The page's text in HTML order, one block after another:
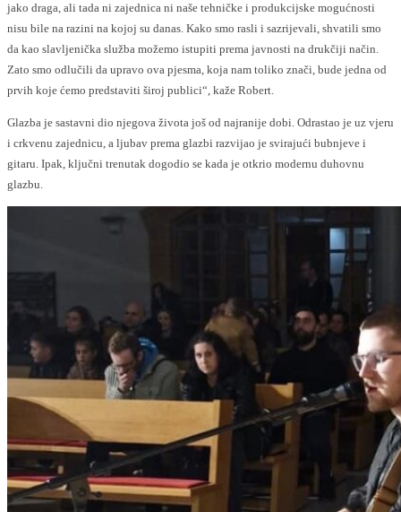
jako draga, ali tada ni zajednica ni naše tehničke i produkcijske mogućnosti
nisu bile na razini na kojoj su danas. Kako smo rasli i sazrijevali, shvatili smo
da kao slavljenička služba možemo istupiti prema javnosti na drukčiji način.
Zato smo odlučili da upravo ova pjesma, koja nam toliko znači, bude jedna od
prvih koje ćemo predstaviti široj publici“, kaže Robert.
Glazba je sastavni dio njegova života još od najranije dobi. Odrastao je uz vjeru
i crkvenu zajednicu, a ljubav prema glazbi razvijao je svirajući bubnjeve i
gitaru. Ipak, ključni trenutak dogodio se kada je otkrio modernu duhovnu
glazbu.